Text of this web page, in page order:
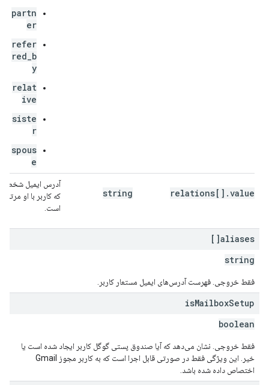
partn
er
refer
red_b
y
relat
ive
siste
r
spous
e
relations[].value
string
آدرس ایمیل شخصی
که کاربر با او مرتبط
است.
aliases[]
string
فقط خروجی. فهرست آدرس‌های ایمیل مستعار کاربر.
isMailboxSetup
boolean
فقط خروجی. نشان می‌دهد که آیا صندوق پستی گوگل کاربر ایجاد شده است یا
خیر. این ویژگی فقط در صورتی قابل اجرا است که به کاربر مجوز Gmail
اختصاص داده شده باشد.